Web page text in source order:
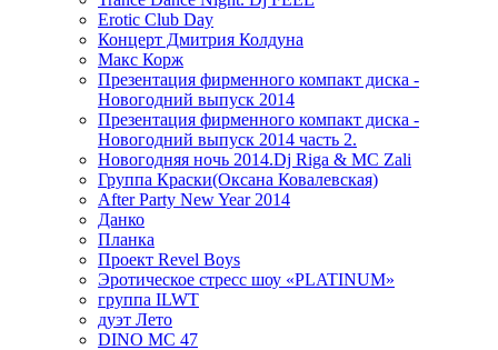
Erotic Club Day
Концерт Дмитрия Колдуна
Макс Корж
Презентация фирменного компакт диска -
Новогодний выпуск 2014
Презентация фирменного компакт диска -
Новогодний выпуск 2014 часть 2.
Новогодняя ночь 2014.Dj Riga & MC Zali
Группа Краски(Оксана Ковалевская)
After Party New Year 2014
Данко
Планка
Проект Revel Boys
Эротическое стресс шоу «PLATINUM»
группа ILWT
дуэт Лето
DINO MC 47